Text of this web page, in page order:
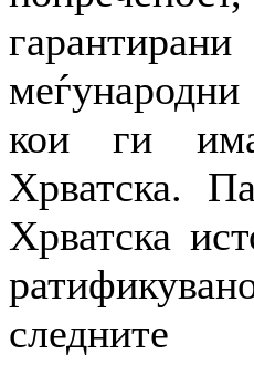
кои ги
Хрватска.
Хрватска
следните